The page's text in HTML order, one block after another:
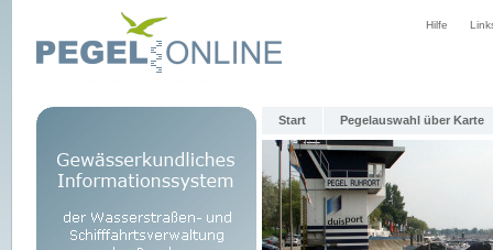
Hilfe
Start Pegelauswahl über Karte